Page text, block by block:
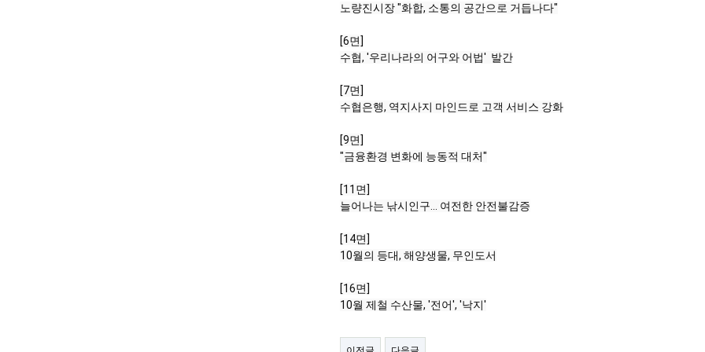
노량진시장 "화합, 소통의 공간으로 거듭나다"
[6면]
수협, '우리나라의 어구와 어법'  발간
[7면]
수협은행, 역지사지 마인드로 고객 서비스 강화
[9면]
"금융환경 변화에 능동적 대처"
[11면]
늘어나는 낚시인구... 여전한 안전불감증
[14면]
10월의 등대, 해양생물, 무인도서
[16면]
10월 제철 수산물, '전어', '낙지'